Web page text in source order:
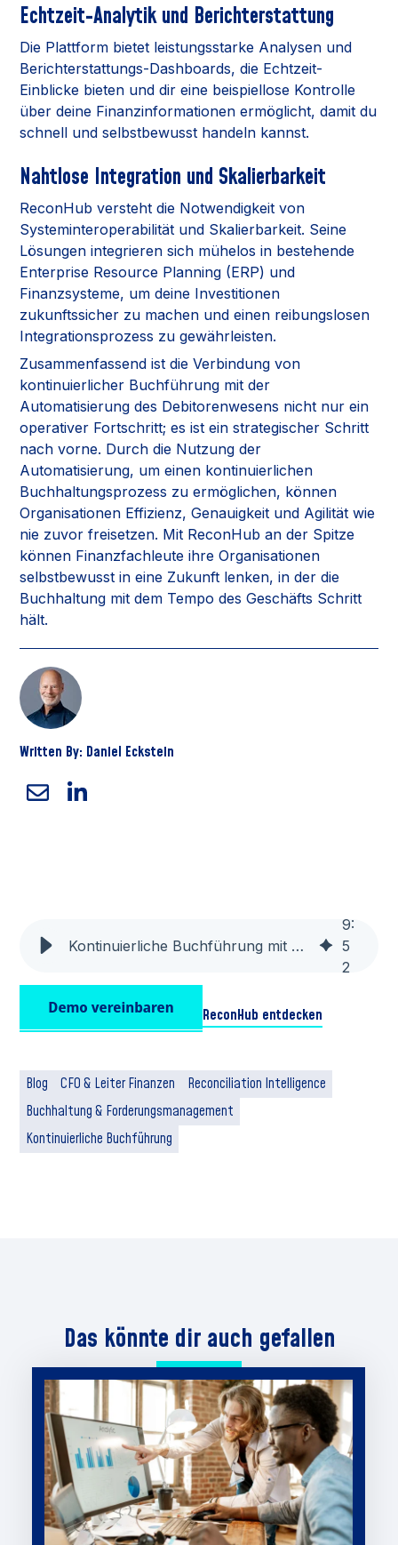
Echtzeit-Analytik und Berichterstattung
Die Plattform bietet leistungsstarke Analysen und
Berichterstattungs-Dashboards, die Echtzeit-
Einblicke bieten und dir eine beispiellose Kontrolle
über deine Finanzinformationen ermöglicht, damit du
schnell und selbstbewusst handeln kannst.
Nahtlose Integration und Skalierbarkeit
ReconHub versteht die Notwendigkeit von
Systeminteroperabilität und Skalierbarkeit. Seine
Lösungen integrieren sich mühelos in bestehende
Enterprise Resource Planning (ERP) und
Finanzsysteme, um deine Investitionen
zukunftssicher zu machen und einen reibungslosen
Integrationsprozess zu gewährleisten.
Zusammenfassend ist die Verbindung von
kontinuierlicher Buchführung mit der
Automatisierung des Debitorenwesens nicht nur ein
operativer Fortschritt; es ist ein strategischer Schritt
nach vorne. Durch die Nutzung der
Automatisierung, um einen kontinuierlichen
Buchhaltungsprozess zu ermöglichen, können
Organisationen Effizienz, Genauigkeit und Agilität wie
nie zuvor freisetzen. Mit ReconHub an der Spitze
können Finanzfachleute ihre Organisationen
selbstbewusst in eine Zukunft lenken, in der die
Buchhaltung mit dem Tempo des Geschäfts Schritt
hält.
Written By: Daniel Eckstein
Kontinuierliche Buchführung mit Automatisierung der Debitorenbuchhaltung
9:
5
2
ReconHub entdecken
Blog CFO & Leiter Finanzen
Reconciliation Intelligence
Buchhaltung & Forderungsmanagement
Kontinuierliche Buchführung
Das könnte dir auch gefallen